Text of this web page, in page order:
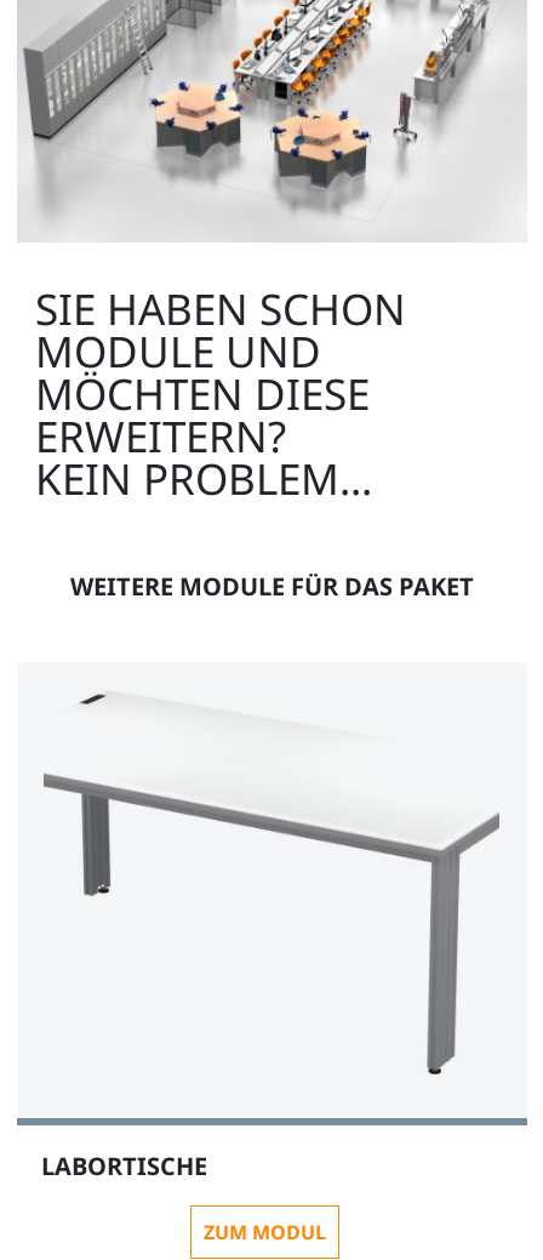
SIE HABEN SCHON
MODULE UND
MÖCHTEN DIESE
ERWEITERN?
KEIN PROBLEM...
WEITERE MODULE FÜR DAS PAKET
LABORTISCHE
ZUM MODUL